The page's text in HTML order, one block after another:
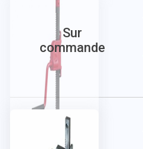
Sur
commande